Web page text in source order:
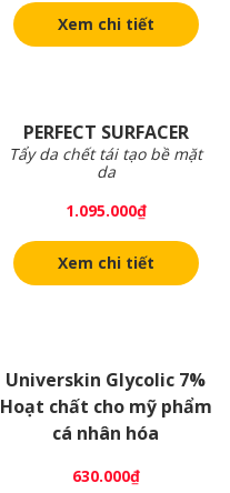
Xem chi tiết
PERFECT SURFACER
Tẩy da chết tái tạo bề mặt
da
1.095.000₫
Xem chi tiết
Universkin Glycolic 7%
Hoạt chất cho mỹ phẩm
cá nhân hóa
630.000₫